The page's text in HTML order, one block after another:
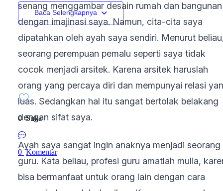
senang menggambar desain rumah dan bangunan
dengan imajinasi saya. Namun, cita-cita saya
dipatahkan oleh ayah saya sendiri. Menurut
seorang perempuan pemalu seperti saya tidak
cocok menjadi arsitek. Karena arsitek haruslah
orang yang percaya diri dan mempunyai relasi
luas. Sedangkan hal itu sangat bertolak belakang
dengan sifat saya.
Ayah saya sangat ingin anaknya menjadi seorang
guru. Kata beliau, profesi guru amatlah mulia,
bisa bermanfaat untuk orang lain dengan cara
Baca Selengkapnya
0 Suka
0 Komentar